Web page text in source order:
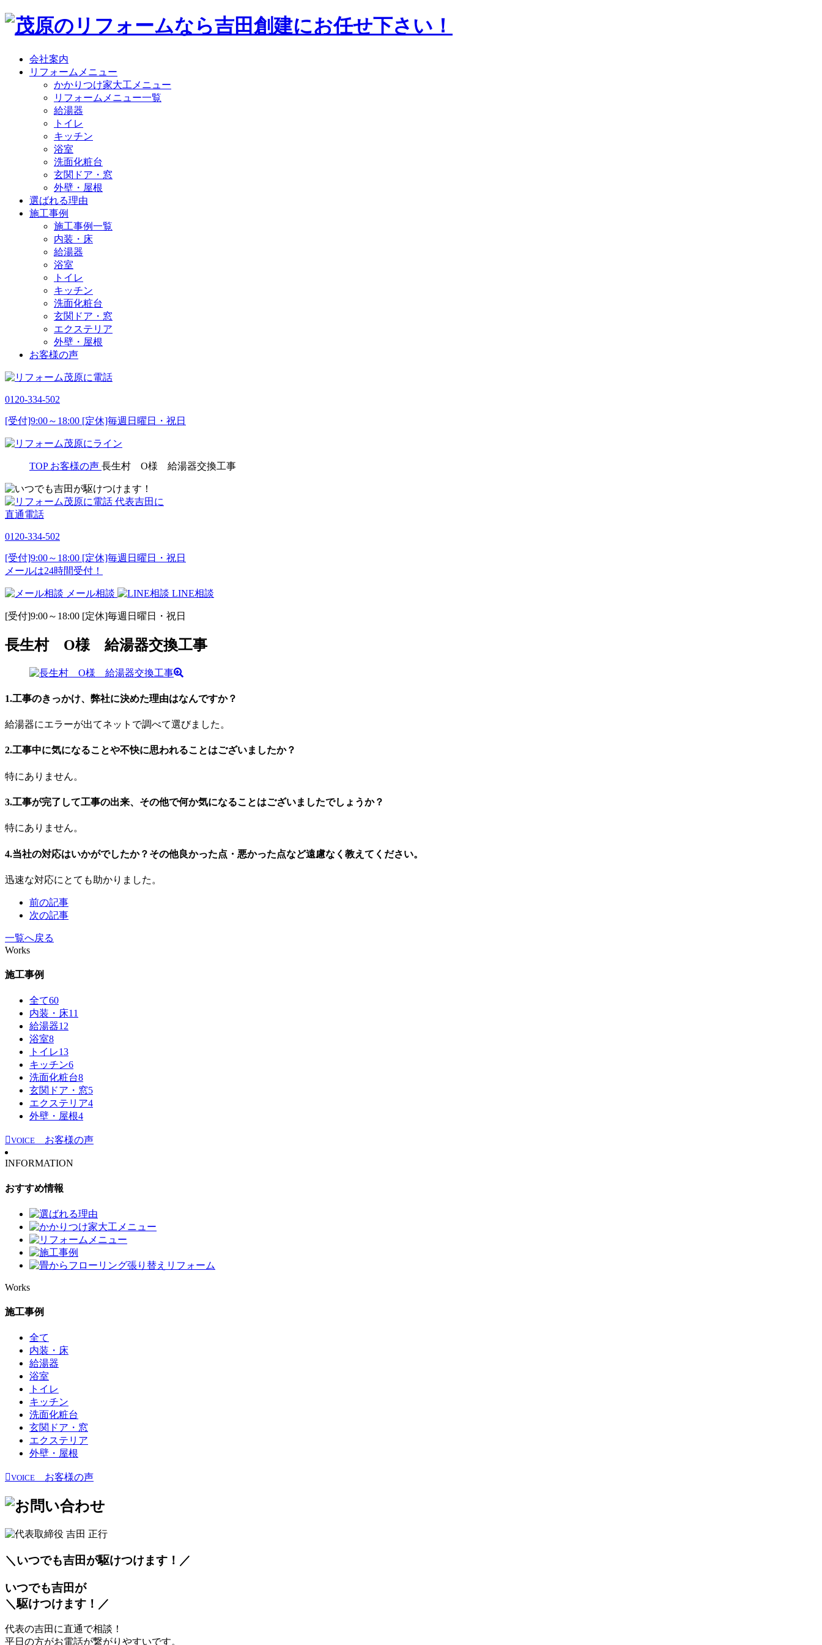
会社案内
リフォームメニュー
かかりつけ家大工メニュー
リフォームメニュー一覧
給湯器
トイレ
キッチン
浴室
洗面化粧台
玄関ドア・窓
外壁・屋根
選ばれる理由
施工事例
施工事例一覧
内装・床
給湯器
浴室
トイレ
キッチン
洗面化粧台
玄関ドア・窓
エクステリア
外壁・屋根
お客様の声
0120-334-502
[受付]9:00～18:00 [定休]毎週日曜日・祝日
TOP お客様の声 長生村 O様 給湯器交換工事
代表吉田に
直通電話
0120-334-502
[受付]9:00～18:00 [定休]毎週日曜日・祝日
メールは24時間受付！
メール相談 LINE相談
[受付]9:00～18:00 [定休]毎週日曜日・祝日
長生村 O様 給湯器交換工事
1.工事のきっかけ、弊社に決めた理由はなんですか？
給湯器にエラーが出てネットで調べて選びました。
2.工事中に気になることや不快に思われることはございましたか？
特にありません。
3.工事が完了して工事の出来、その他で何か気になることはございましたでしょうか？
特にありません。
4.当社の対応はいかがでしたか？その他良かった点・悪かった点など遠慮なく教えてください。
迅速な対応にとても助かりました。
前の記事
次の記事
一覧へ戻る
Works
施工事例
全て60
内装・床11
給湯器12
浴室8
トイレ13
キッチン6
洗面化粧台8
玄関ドア・窓5
エクステリア4
外壁・屋根4
VOICE お客様の声
INFORMATION
おすすめ情報
Works
施工事例
全て
内装・床
給湯器
浴室
トイレ
キッチン
洗面化粧台
玄関ドア・窓
エクステリア
外壁・屋根
VOICE お客様の声
＼いつでも吉田が駆けつけます！／
いつでも吉田が
＼駆けつけます！／
代表の吉田に直通で相談！
平日の方がお電話が繋がりやすいです。